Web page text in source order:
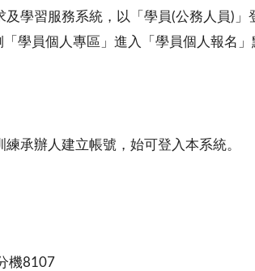
學習服務系統，以「學員(公務人員)
學員個人專區」進入「學員個人報名
承辦人建立帳號，始可登入本系統。
機8107